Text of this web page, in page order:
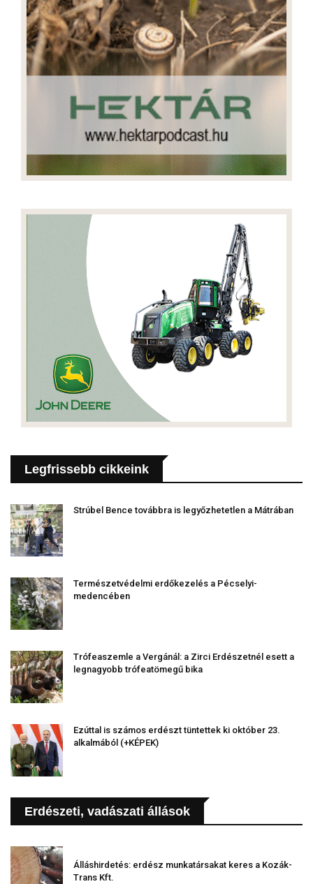
Legfrissebb cikkeink
Strúbel Bence továbbra is legyőzhetetlen a Mátrában
Természetvédelmi erdőkezelés a Pécselyi-
medencében
Trófeaszemle a Vergánál: a Zirci Erdészetnél esett a
legnagyobb trófeatömegű bika
Ezúttal is számos erdészt tüntettek ki október 23.
alkalmából (+KÉPEK)
Erdészeti, vadászati állások
Álláshirdetés: erdész munkatársakat keres a Kozák-
Trans Kft.